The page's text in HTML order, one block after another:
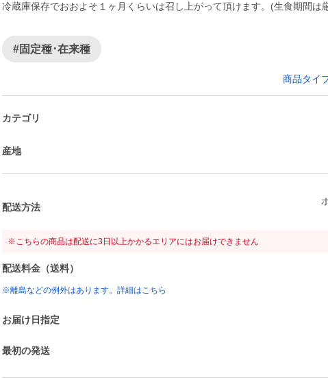
冷蔵庫保存でおおよそ１ヶ月くらいは召し上がって頂けます。(生食期間は
#固定種･在来種
商品タイ
カテゴリ
産地
配送方法
※こちらの商品は配送に3日以上かかるエリアにはお届けできません
配送料金（送料）
※離島などの例外はあります。詳細はこちら
お届け日指定
最初の発送